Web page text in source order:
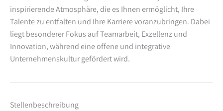
inspirierende Atmosphäre, die es Ihnen ermöglicht, Ihre
Talente zu entfalten und Ihre Karriere voranzubringen. Dabei
liegt besonderer Fokus auf Teamarbeit, Exzellenz und
Innovation, während eine offene und integrative
Unternehmenskultur gefördert wird.
Stellenbeschreibung